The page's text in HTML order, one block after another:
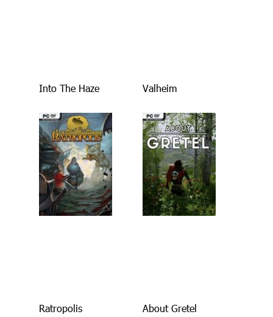
Into The Haze Valheim
Ratropolis About Gretel